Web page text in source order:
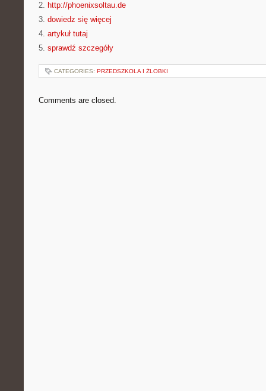
2. http://phoenixsoltau.de
3. dowiedz się więcej
4. artykuł tutaj
5. sprawdź szczegóły
CATEGORIES: PRZEDSZKOLA I ŻLOBKI
Comments are closed.